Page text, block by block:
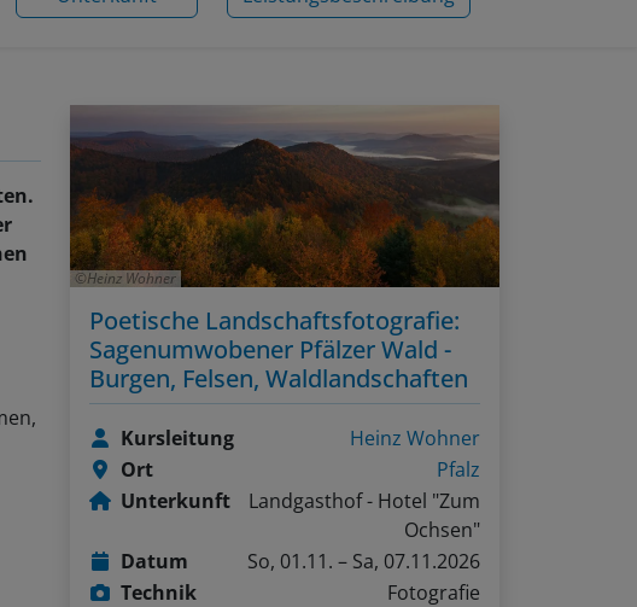
Heinz Wohner
Poetische Landschaftsfotografie:
Sagenumwobener Pfälzer Wald -
Burgen, Felsen, Waldlandschaften
Kursleitung
Heinz Wohner
Ort
Pfalz
Unterkunft
Landgasthof - Hotel "Zum
Ochsen"
Datum
So, 01.11. – Sa, 07.11.2026
Technik
Fotografie